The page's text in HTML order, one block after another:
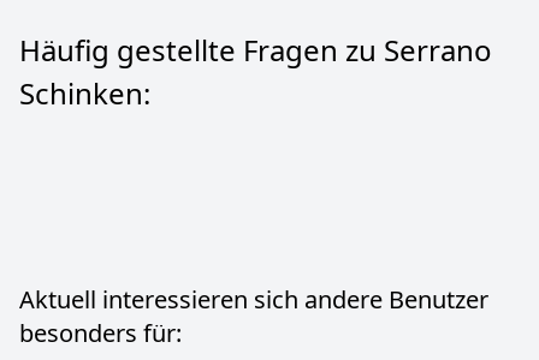
Häufig gestellte Fragen zu Serrano
Schinken:
Aktuell interessieren sich andere Benutzer
besonders für: